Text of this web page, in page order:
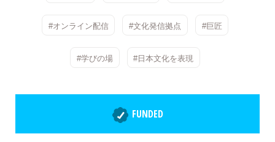
#オンライン配信 #文化発信拠点 #巨匠
#学びの場 #日本文化を表現
FUNDED